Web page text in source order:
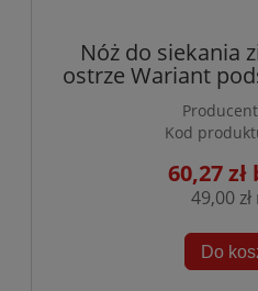
Nóż do siekania
ostrze Wariant
Kod
60,27 zł
49,00 zł
Do